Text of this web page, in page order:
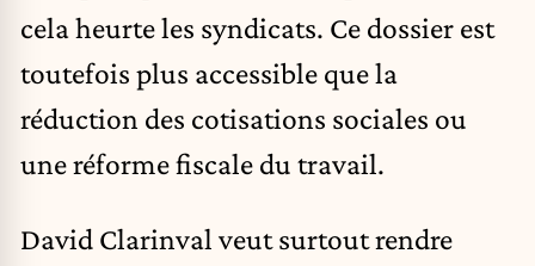
cela heurte les syndicats. Ce dossier est
toutefois plus accessible que la
réduction des cotisations sociales ou
une réforme fiscale du travail.
David Clarinval veut surtout rendre